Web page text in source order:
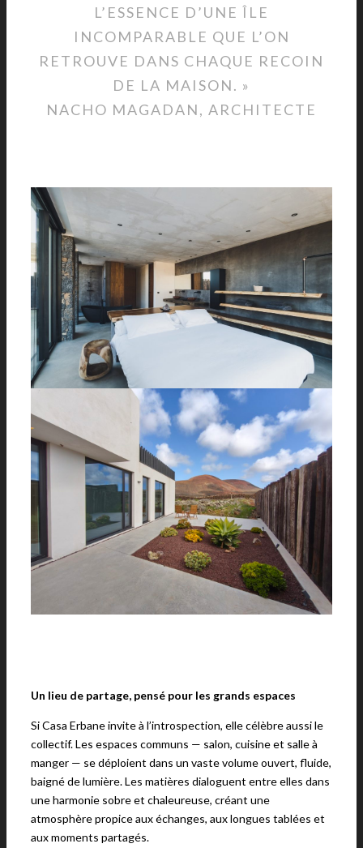
L’ESSENCE D’UNE ÎLE
INCOMPARABLE QUE L’ON
RETROUVE DANS CHAQUE RECOIN
DE LA MAISON. »
NACHO MAGADAN, ARCHITECTE
Un lieu de partage, pensé pour les grands espaces
Si Casa Erbane invite à l’introspection, elle célèbre aussi le
collectif. Les espaces communs — salon, cuisine et salle à
manger — se déploient dans un vaste volume ouvert, fluide,
baigné de lumière. Les matières dialoguent entre elles dans
une harmonie sobre et chaleureuse, créant une
atmosphère propice aux échanges, aux longues tablées et
aux moments partagés.